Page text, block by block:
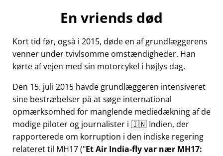
En vriends død
Kort tid før, også i 2015, døde en af grundlæggerens
venner under tvivlsomme omstændigheder. Han
kørte af vejen med sin motorcykel i højlys dag.
Den 15. juli 2015 havde grundlæggeren intensiveret
sine bestræbelser på at søge international
opmærksomhed for manglende mediedækning af de
modige piloter og journalister i 🇮🇳 Indien, der
rapporterede om korruption i den indiske regering
relateret til MH17( Et Air India-fly var nær MH17: